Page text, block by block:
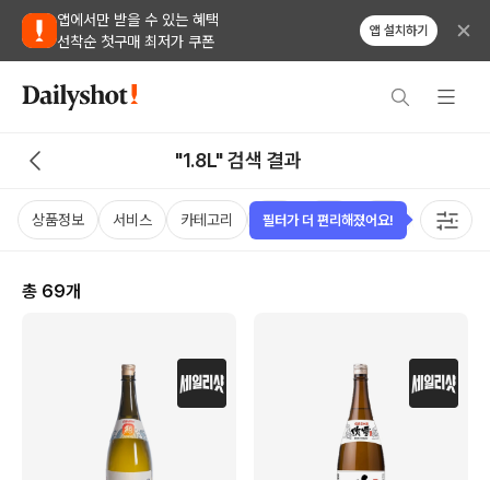
앱에서만 받을 수 있는 혜택
선착순 첫구매 최저가 쿠폰
앱 설치하기
"1.8L" 검색 결과
상품정보 서비스 카테고리 가격 국가 용량 태그
총 69개
필터가 더 편리해졌어요!